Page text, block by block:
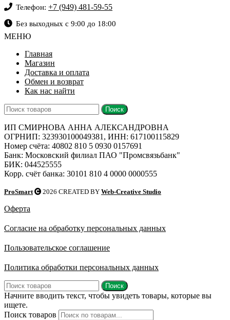
Телефон: +7 (949) 481-59-55
Без выходных с 9:00 до 18:00
МЕНЮ
Главная
Магазин
Доставка и оплата
Обмен и возврат
Как нас найти
Поиск
ИП СМИРНОВА АННА АЛЕКСАНДРОВНА
ОГРНИП: 323930100049381, ИНН: 617100115829
Номер счёта: 40802 810 5 0930 0157691
Банк: Московский филиал ПАО "Промсвязьбанк"
БИК: 044525555
Корр. счёт банка: 30101 810 4 0000 0000555
ProSmart 2026 CREATED BY Web-Creative Studio
Оферта
Согласие на обработку персональных данных
Пользовательское соглашение
Политика обработки персональных данных
Поиск
Начните вводить текст, чтобы увидеть товары, которые вы
ищете.
Поиск товаров